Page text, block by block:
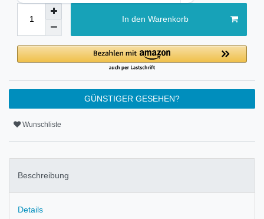
In den Warenkorb
GÜNSTIGER GESEHEN?
Wunschliste
Beschreibung
Details